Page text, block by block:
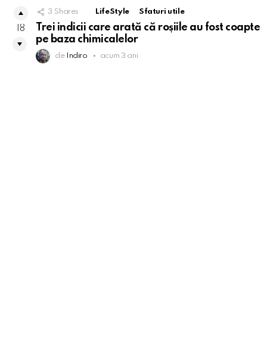
3 Shares LifeStyle Sfaturi utile
Trei indicii care arată că roșiile au fost coapte
pe baza chimicalelor
de Indiro acum 3 ani
18